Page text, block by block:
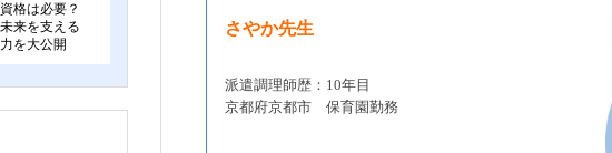
さやか先生
派遣調理師歴：10年目
京都府京都市 保育園勤務
格は必要？
来を支える
を大公開